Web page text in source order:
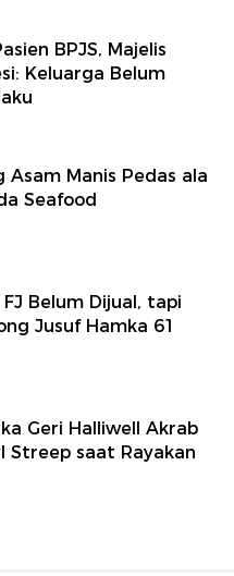
BPJS, Majelis
Keluarga Belum
Asam Manis Pedas ala
Seafood
Belum Dijual, tapi
Jusuf Hamka 61
Geri Halliwell Akrab
Streep saat Rayakan